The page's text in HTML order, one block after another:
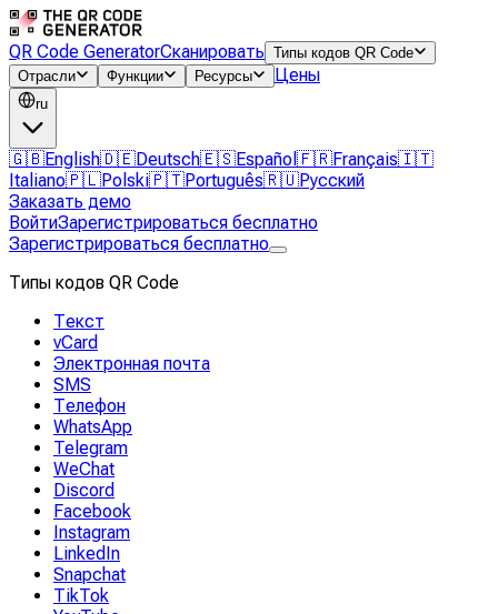
QR Code GeneratorСканировать Типы кодов QR Code
Отрасли
Функции Ресурсы Цены
ru
🇬🇧English🇩🇪Deutsch🇪🇸Español 🇫🇷Français🇮🇹
Italiano🇵🇱Polski🇵🇹Português🇷🇺Русский
Заказать демо
ВойтиЗарегистрироваться бесплатно
Зарегистрироваться бесплатно
Типы кодов QR Code
Текст
vCard
Электронная почта
SMS
Телефон
WhatsApp
Telegram
WeChat
Discord
Facebook
Instagram
LinkedIn
Snapchat
TikTok